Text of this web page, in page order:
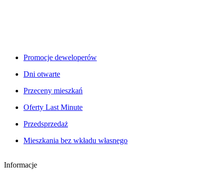
Promocje deweloperów
Dni otwarte
Przeceny mieszkań
Oferty Last Minute
Przedsprzedaż
Mieszkania bez wkładu własnego
Informacje